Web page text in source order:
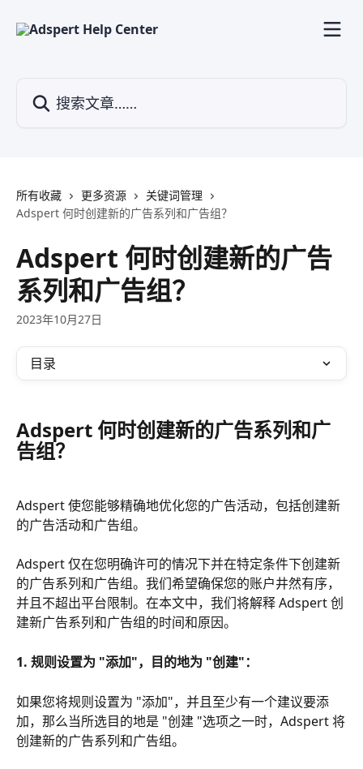
所有收藏 更多资源
关键词管理
Adspert 何时创建新的广告系列和广告组？
Adspert 何时创建新的广告
系列和广告组？
2023年10月27日
目录
Adspert 何时创建新的广告系列和广
告组？
Adspert 使您能够精确地优化您的广告活动，包括创建新
的广告活动和广告组。
Adspert 仅在您明确许可的情况下并在特定条件下创建新
的广告系列和广告组。我们希望确保您的账户井然有序，
并且不超出平台限制。在本文中，我们将解释 Adspert 创
建新广告系列和广告组的时间和原因。
1. 规则设置为 "添加"，目的地为 "创建"：
如果您将规则设置为 "添加"，并且至少有一个建议要添
加，那么当所选目的地是 "创建 "选项之一时，Adspert 将
创建新的广告系列和广告组。